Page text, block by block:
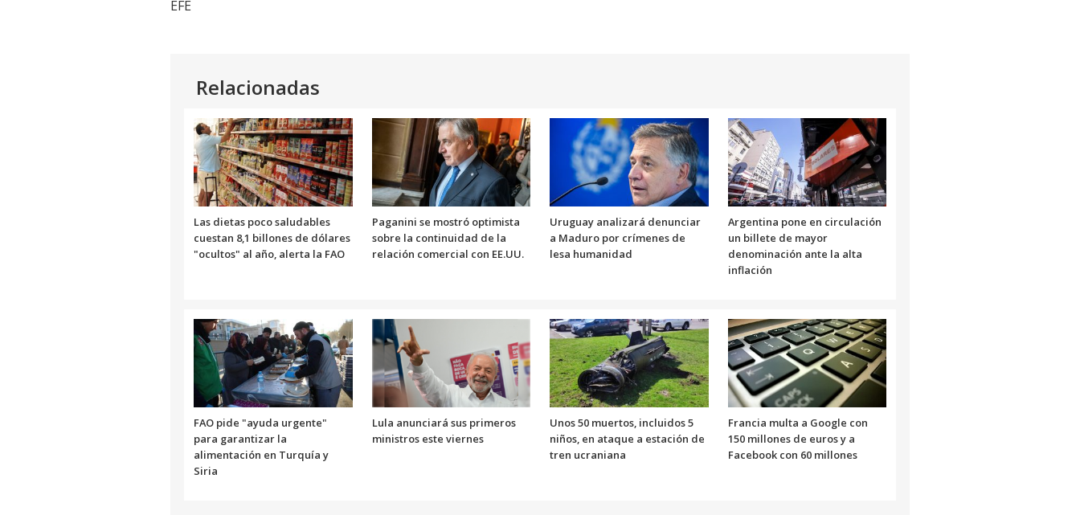
EFE
Relacionadas
Las dietas poco saludables
cuestan 8,1 billones de dólares
"ocultos" al año, alerta la FAO
Paganini se mostró optimista
sobre la continuidad de la
relación comercial con EE.UU.
Uruguay analizará denunciar
a Maduro por crímenes de
lesa humanidad
Argentina pone en circulación
un billete de mayor
denominación ante la alta
inflación
FAO pide "ayuda urgente"
para garantizar la
alimentación en Turquía y
Siria
Lula anunciará sus primeros
ministros este viernes
Unos 50 muertos, incluidos 5
niños, en ataque a estación de
tren ucraniana
Francia multa a Google con
150 millones de euros y a
Facebook con 60 millones